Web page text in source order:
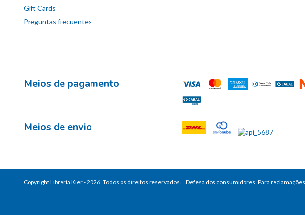
Gift Cards
Preguntas frecuentes
Meios de pagamento
Meios de envio
Copyright Librería Kier - 2026. Todos os direitos reservados. Defesa dos consumidores. Para reclamações